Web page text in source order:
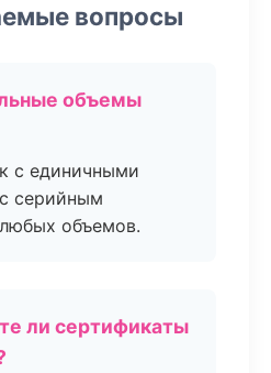
вопросы
объемы
с единичными
серийным
объемов.
ли сертификаты